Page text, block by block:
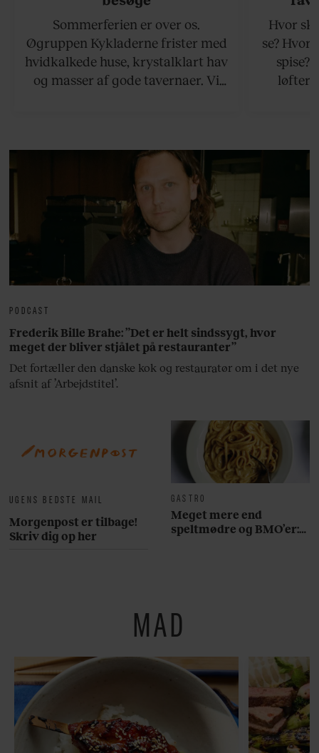
Sommerferien er over os.
Øgruppen Kykladerne frister med
hvidkalkede huse, krystalklart hav
og masser af gode tavernaer. Vi
Hvor
se? Hvor
spise?
løfter
UGENS BEDSTE MAIL
Morgenpost er tilbage!
Skriv dig op her
GASTRO
Meget mere end
speltmødre og BMO’er:
PODCAST
Frederik Bille Brahe: ”Det er helt sindssygt, hvor
meget der bliver stjålet på restauranter”
Det fortæller den danske kok og restauratør om i det nye
afsnit af ’Arbejdstitel’.
MAD